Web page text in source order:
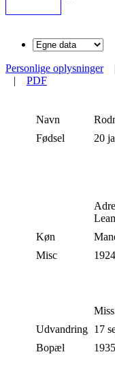
Personlige oplysninger
| PDF
Navn
Fødsel
20
Køn
Misc
1924
Udvandring 17
Bopæl
1935